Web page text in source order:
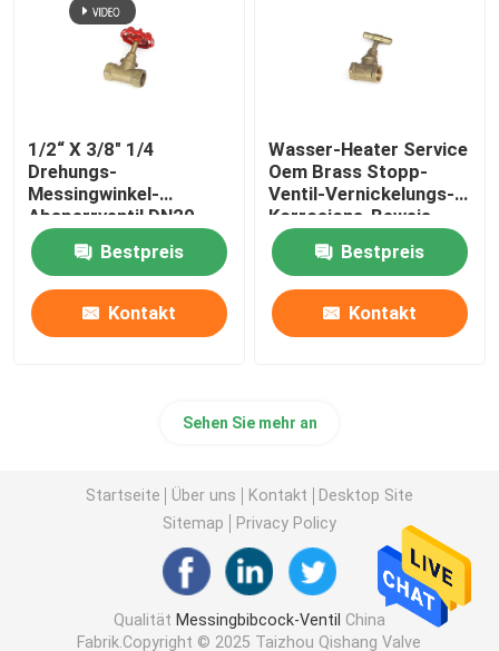
1/2“ X 3/8" 1/4
Drehungs-
Messingwinkel-
Absperrventil DN20-
NPT verlegten
Bestpreis
Kontakt
Wasser-Heater Service
Oem Brass Stopp-
Ventil-Vernickelungs-
Korrosions-Beweis
Bestpreis
Kontakt
Sehen Sie mehr an
Startseite Über uns Kontakt
Desktop Site
Sitemap
Privacy Policy
Qualität Messingbibcock-Ventil China
Fabrik.Copyright © 2025 Taizhou Qishang Valve